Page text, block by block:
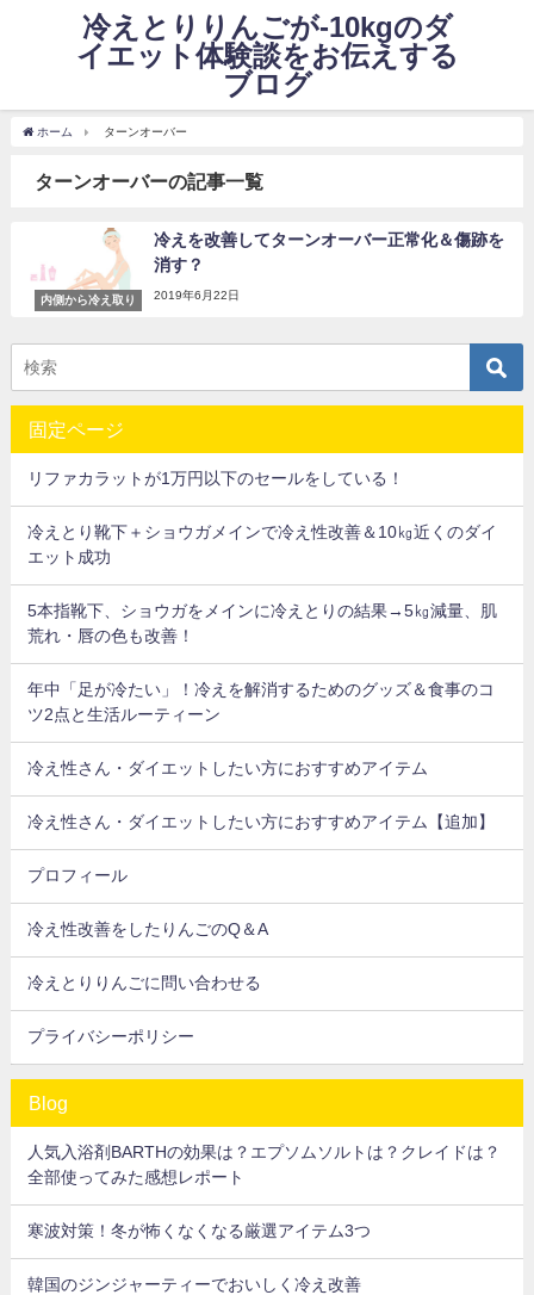
冷えとりりんごが-10kgのダ
イエット体験談をお伝えする
ブログ
ホーム ターンオーバー
ターンオーバーの記事一覧
内側から冷え取り
冷えを改善してターンオーバー正常化＆傷跡を
消す？
2019年6月22日
固定ページ
リファカラットが1万円以下のセールをしている！
冷えとり靴下＋ショウガメインで冷え性改善＆10㎏近くのダイ
エット成功
5本指靴下、ショウガをメインに冷えとりの結果→5㎏減量、肌
荒れ・唇の色も改善！
年中「足が冷たい」！冷えを解消するためのグッズ＆食事のコ
ツ2点と生活ルーティーン
冷え性さん・ダイエットしたい方におすすめアイテム
冷え性さん・ダイエットしたい方におすすめアイテム【追加】
プロフィール
冷え性改善をしたりんごのQ＆A
冷えとりりんごに問い合わせる
プライバシーポリシー
Blog
人気入浴剤BARTHの効果は？エプソムソルトは？クレイドは？
全部使ってみた感想レポート
寒波対策！冬が怖くなくなる厳選アイテム3つ
韓国のジンジャーティーでおいしく冷え改善